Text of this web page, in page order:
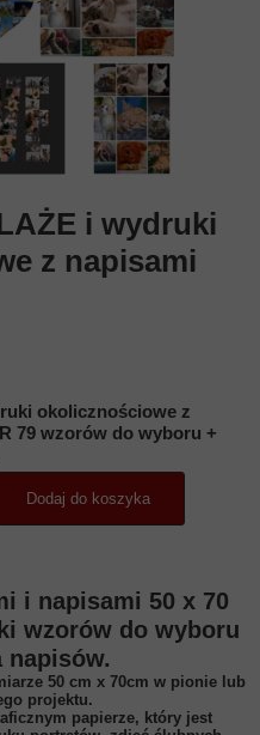
Dodaj do koszyka
i napisami 50 x 70
wzorów do wyboru
napisów.
50 cm x 70cm w pionie lub
projektu.
papierze, który jest
okolicznościowe z
79 wzorów do wyboru +
i wydruki
z napisami